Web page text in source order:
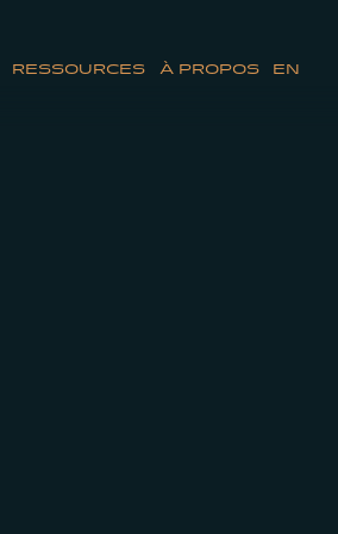
RESSOURCES À PROPOS EN